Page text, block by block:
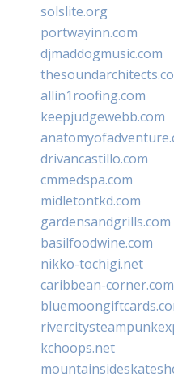
solslite.org
portwayinn.com
djmaddogmusic.com
allin1roofing.com
keepjudgewebb.com
drivancastillo.com
cmmedspa.com
midletontkd.com
gardensandgrills.com
basilfoodwine.com
nikko-tochigi.net
caribbean-corner.com
kchoops.net